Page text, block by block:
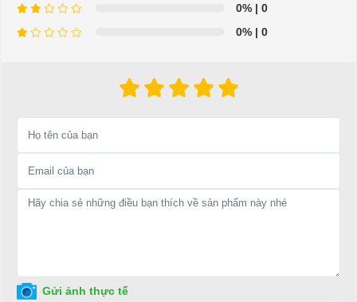
hệ:
LIÊN HỆ CÔNG TY:
Công ty TNHH TM DV XNK
Địa chỉ: 845 Quốc Lộ 13, Phường Hiệp Bình Phước, Thành phố
Điện thoại: 08 68 100 260 ( Châu ) - 093 211 3677 ( Phú )
E-mail:phuhuynhkd@gmail.com
Website:xediendulich.com
0% | 0
0% | 0
Gửi ảnh thực tế